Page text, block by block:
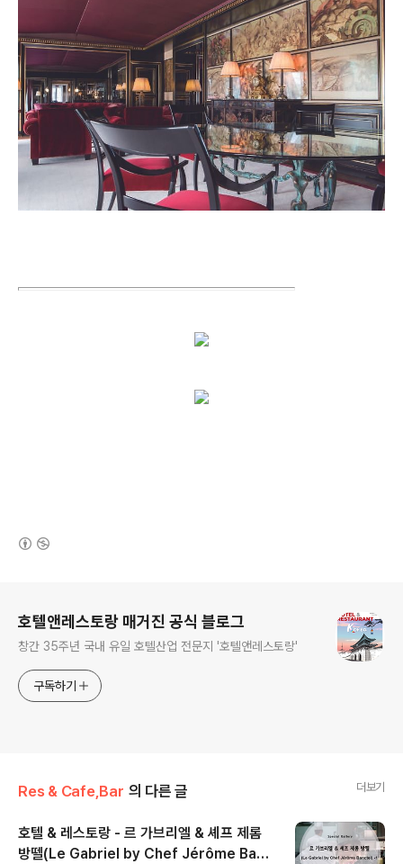
호텔앤레스토랑 매거진 공식 블로그
창간 35주년 국내 유일 호텔산업 전문지 '호텔앤레스토랑'
구독하기
Res & Cafe,Bar 의 다른 글 더보기
호텔 & 레스토랑 - 르 가브리엘 & 셰프 제롬
방뗄(Le Gabriel by Chef Jérôme Banc